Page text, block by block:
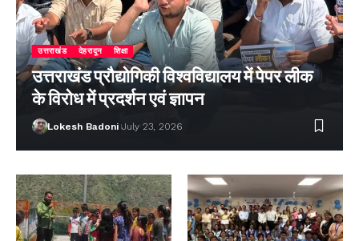
उत्तराखंड देहरादून शिक्षा
उत्तराखंड प्रौद्योगिकी विश्वविद्यालय में पेपर लीक
के विरोध में प्रदर्शन एवं ज्ञापन
Lokesh Badoni July 23, 2026